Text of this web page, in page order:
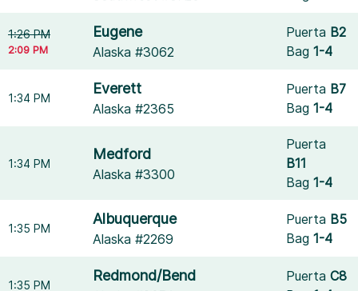
1:26 PM
2:09 PM
Eugene
Alaska #3062
Puerta B2
Bag1-4
1:34 PM
Everett
Alaska #2365
Puerta B7
Bag1-4
1:34 PM
Medford
Alaska #3300
Puerta
B11
Bag1-4
1:35 PM
Albuquerque
Alaska #2269
Puerta B5
Bag1-4
1:35 PM
Redmond/Bend PuertaC8